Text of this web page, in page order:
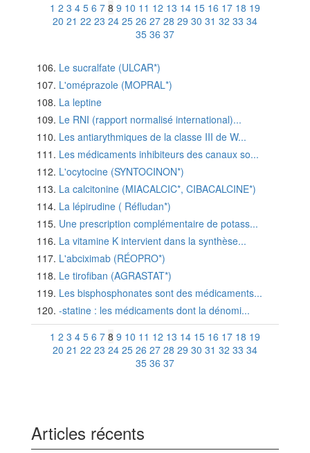
1 2 3 4 5 6 7 8 9 10 11 12 13 14 15 16 17 18 19
20 21 22 23 24 25 26 27 28 29 30 31 32 33 34
35 36 37
Le sucralfate (ULCAR*)
L'oméprazole (MOPRAL*)
La leptine
Le RNI (rapport normalisé international)...
Les antiarythmiques de la classe III de W...
Les médicaments inhibiteurs des canaux so...
L'ocytocine (SYNTOCINON*)
La calcitonine (MIACALCIC*, CIBACALCINE*)
La lépirudine ( Réfludan*)
Une prescription complémentaire de potass...
La vitamine K intervient dans la synthèse...
L'abciximab (RÉOPRO*)
Le tirofiban (AGRASTAT*)
Les bisphosphonates sont des médicaments...
-statine : les médicaments dont la dénomi...
1 2 3 4 5 6 7 8 9 10 11 12 13 14 15 16 17 18 19
20 21 22 23 24 25 26 27 28 29 30 31 32 33 34
35 36 37
Articles récents